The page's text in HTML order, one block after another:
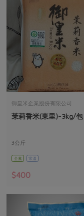
御皇米企業股份有限公司
茉莉香米(東里)-3kg/包
3公斤
全素 常溫
$400